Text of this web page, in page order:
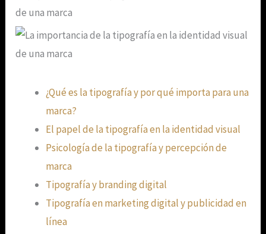
de una marca
¿Qué es la tipografía y por qué importa para una
marca?
El papel de la tipografía en la identidad visual
Psicología de la tipografía y percepción de
marca
Tipografía y branding digital
Tipografía en marketing digital y publicidad en
línea